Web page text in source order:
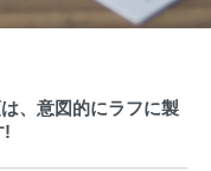
、意図的にラフに製
!